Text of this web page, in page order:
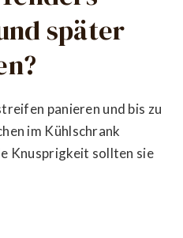
später
panieren und bis zu
im Kühlschrank
Knusprigkeit sollten sie